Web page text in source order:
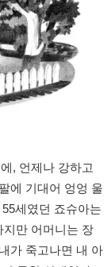
, 언제나 강하고
에 기대어 엉엉 울
55세였던 죠슈아는
지만 어머니는 장
내가 죽고나면 내 아